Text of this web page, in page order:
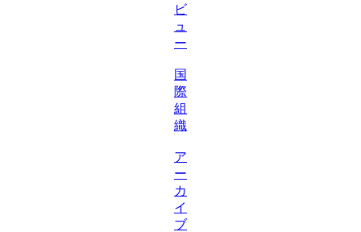
ビ
ュ
ー
国
際
組
織
ア
ー
カ
イ
ブ